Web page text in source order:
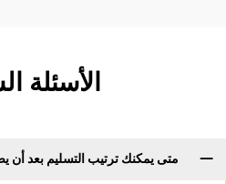
الأسئلة
متى يمكنك ترتيب التسليم بعد أن